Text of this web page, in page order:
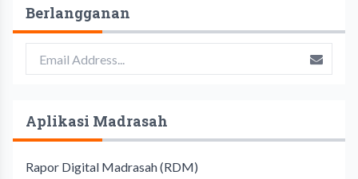
Berlangganan
Aplikasi Madrasah
Rapor Digital Madrasah (RDM)